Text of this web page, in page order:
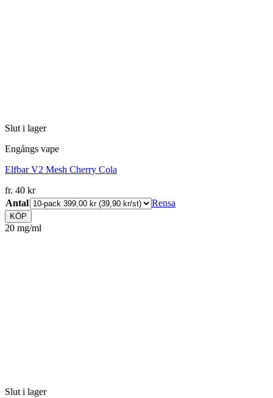
Slut i lager
Engångs vape
Elfbar V2 Mesh Cherry Cola
fr. 40 kr
Antal
Rensa
KÖP
20 mg/ml
Slut i lager